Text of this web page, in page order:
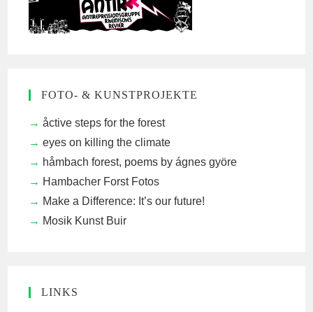
FOTO- & KUNSTPROJEKTE
åctive steps for the forest
eyes on killing the climate
håmbach forest, poems by ágnes györe
Hambacher Forst Fotos
Make a Difference: It’s our future!
Mosik Kunst Buir
LINKS